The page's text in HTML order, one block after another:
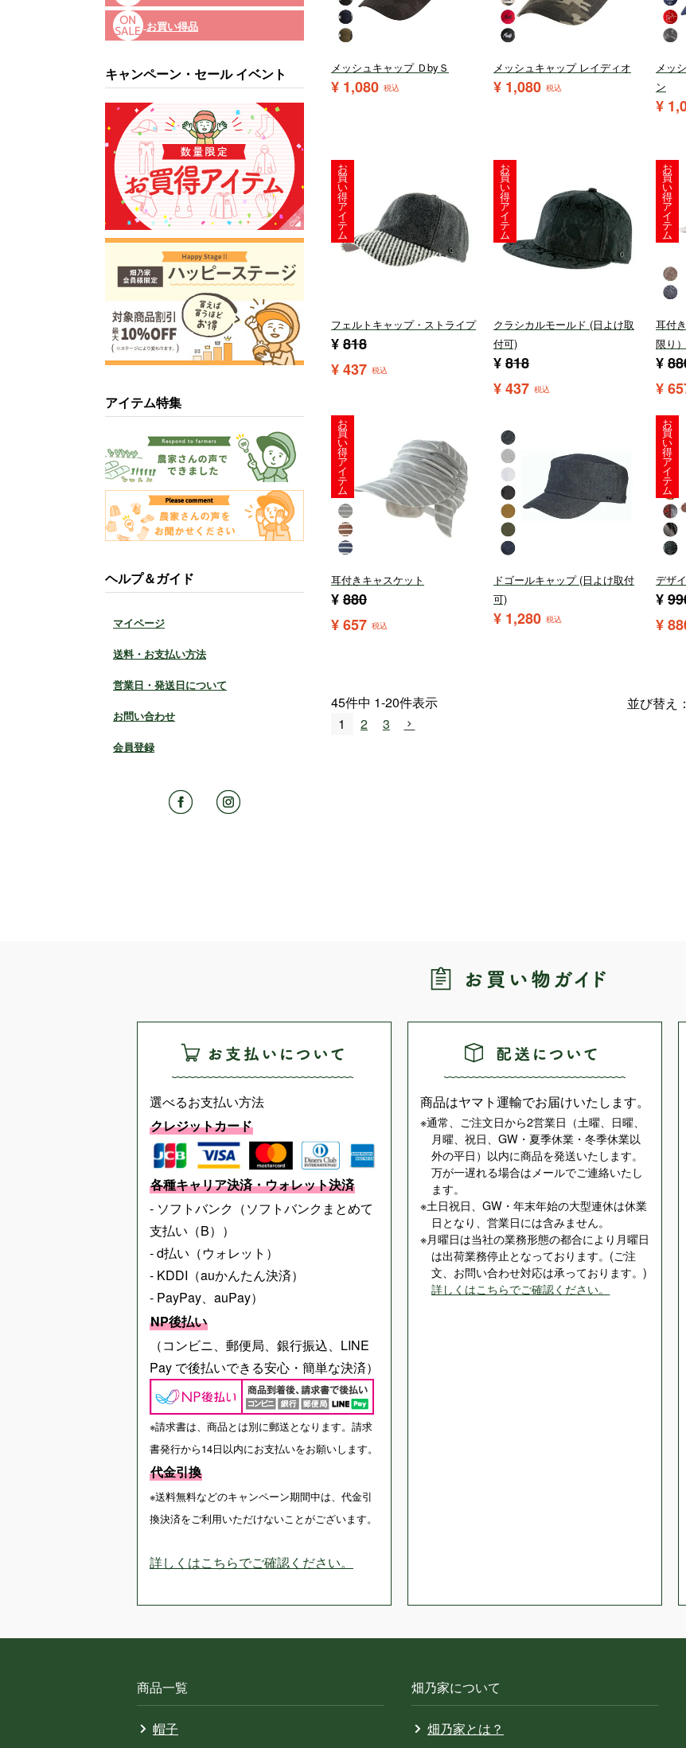
お買い得品
キャンペーン・セール イベント
アイテム特集
ヘルプ＆ガイド
マイページ
送料・お支払い方法
営業日・発送日について
お問い合わせ
会員登録
メッシュキャップ ＤbyＳ
¥ 1,080 税込
メッシュキャップ レイディオ
¥ 1,080 税込
メッ
ン
¥
お
買
い
得
ア
イ
テ
ム
フェルトキャップ・ストライプ
¥818
¥437 税込
お
買
い
得
ア
イ
テ
ム
クラシカルモールド (日よけ取
付可)
¥818
¥437 税込
お
買
い
得
ア
イ
テ
ム
耳付
限り）
¥
¥
お
買
い
得
ア
イ
テ
ム
耳付きキャスケット
¥880
¥657 税込
ドゴールキャップ (日よけ取付
可)
¥ 1,280 税込
お
買
い
得
ア
イ
テ
ム
デザ
¥
¥
並び替え
45件中 1-20件表示
1
2 3
選べるお支払い方法
クレジットカード
各種キャリア決済・ウォレット決済
- ソフトバンク（ソフトバンクまとめて
支払い（B））
- d払い（ウォレット）
- KDDI（auかんたん決済）
- PayPay、auPay）
NP後払い
（コンビニ、郵便局、銀行振込、LINE
Pay で後払いできる安心・簡単な決済）
※請求書は、商品とは別に郵送となります。請求
書発行から14日以内にお支払いをお願いします。
代金引換
※送料無料などのキャンペーン期間中は、代金引
換決済をご利用いただけないことがございます。
詳しくはこちらでご確認ください。
商品はヤマト運輸でお届けいたします。
通常、ご注文日から2営業日（土曜、日曜、
月曜、祝日、GW・夏季休業・冬季休業以
外の平日）以内に商品を発送いたします。
万が一遅れる場合はメールでご連絡いたし
ます。
土日祝日、GW・年末年始の大型連休は休業
日となり、営業日には含みません。
月曜日は当社の業務形態の都合により月曜日
は出荷業務停止となっております。(ご注
文、お問い合わせ対応は承っております。)
詳しくはこちらでご確認ください。
商品一覧
帽子
畑乃家について
畑乃家とは？